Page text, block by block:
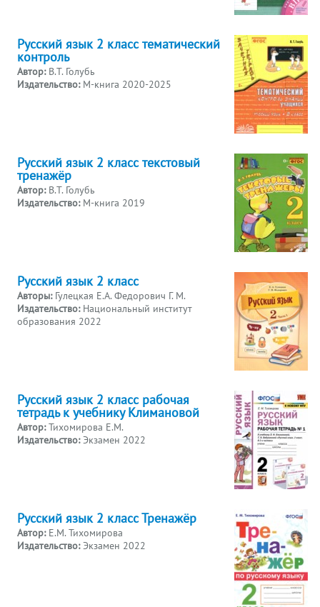
Русский язык 2 класс тематический
контроль
Автор: В.Т. Голубь
Издательство: М-книга 2020-2025
Русский язык 2 класс текстовый
тренажёр
Автор: В.Т. Голубь
Издательство: М-книга 2019
Русский язык 2 класс
Авторы: Гулецкая Е.А. Федорович Г. М.
Издательство: Национальный институт
образования 2022
Русский язык 2 класс рабочая
тетрадь к учебнику Климановой
Автор:Тихомирова Е.М.
Издательство:Экзамен 2022
Русский язык 2 класс Тренажёр
Автор: Е.М. Тихомирова
Издательство:Экзамен 2022